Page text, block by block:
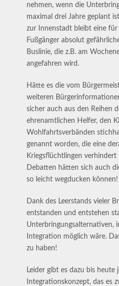
nehmen, wenn die
maximal drei Jahre geplant
zur Innenstadt bleibt eine für
Fußgänger absolut
Buslinie, die z.B. am
angefahren wird.
Hätte es die vom
weiteren
sicher auch aus den Reihen
ehrenamtlichen Helfer, den
Wohlfahrtsverbänden
genannt worden, die eine
Kriegsflüchtlingen
Debatten hätten sich auch
so leicht wegducken können!
Dank des Leerstands vieler
entstanden und entstehen
Unterbringungsalternativen,
Integration möglich wäre.
zu haben!
Leider gibt es dazu bis heute
Integrationskonzept, das es